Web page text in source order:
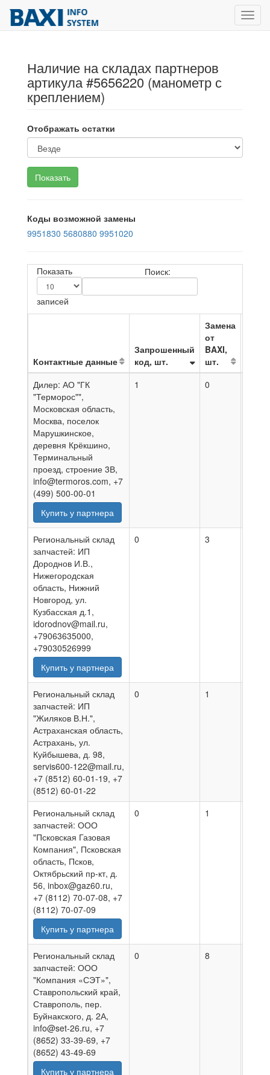
Наличие на складах партнеров
артикула #5656220 (манометр с
креплением)
Отображать остатки
Коды возможной замены
9951830 5680880 9951020
Показать
записей
Поиск:
Контактные данные
Запрошенный
код, шт.
Замена
от
BAXI,
шт.
Дилер: АО "ГК
"Терморос"",
Московская область,
Москва, поселок
Марушкинское,
деревня Крёкшино,
Терминальный
проезд, строение 3В,
info@termoros.com, +7
(499) 500-00-01
Купить у партнера
1 0
Региональный склад
запчастей: ИП
Дороднов И.В.,
Нижегородская
область, Нижний
Новгород, ул.
Кузбасская д.1,
idorodnov@mail.ru,
+79063635000,
+79030526999
Купить у партнера
0 3
Региональный склад
запчастей: ИП
"Жиляков В.Н.",
Астраханская область,
Астрахань, ул.
Куйбышева, д. 98,
servis600-122@mail.ru,
+7 (8512) 60-01-19, +7
(8512) 60-01-22
0 1
Региональный склад
запчастей: ООО
"Псковская Газовая
Компания", Псковская
область, Псков,
Октябрьский пр-кт, д.
56, inbox@gaz60.ru,
+7 (8112) 70-07-08, +7
(8112) 70-07-09
Купить у партнера
0 1
Региональный склад
запчастей: ООО
"Компания «СЭТ»",
Ставропольский край,
Ставрополь, пер.
Буйнакского, д. 2А,
info@set-26.ru, +7
(8652) 33-39-69, +7
(8652) 43-49-69
Купить у партнера
0 8